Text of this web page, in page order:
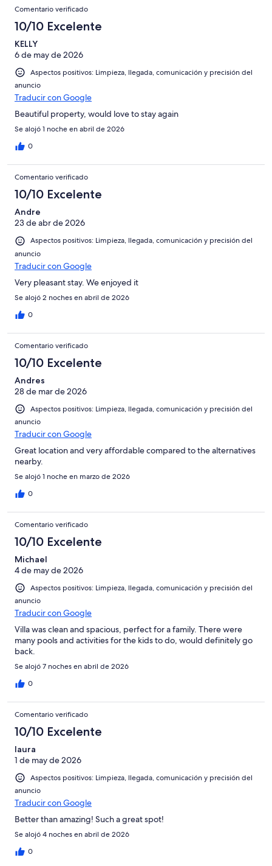
Comentario verificado
10/10 Excelente
KELLY
6 de may de 2026
Aspectos positivos: Limpieza, llegada, comunicación y precisión del
anuncio
Traducir con Google
Beautiful property, would love to stay again
Se alojó 1 noche en abril de 2026
0
Comentario verificado
10/10 Excelente
Andre
23 de abr de 2026
Aspectos positivos: Limpieza, llegada, comunicación y precisión del
anuncio
Traducir con Google
Very pleasant stay. We enjoyed it
Se alojó 2 noches en abril de 2026
0
Comentario verificado
10/10 Excelente
Andres
28 de mar de 2026
Aspectos positivos: Limpieza, llegada, comunicación y precisión del
anuncio
Traducir con Google
Great location and very affordable compared to the alternatives
nearby.
Se alojó 1 noche en marzo de 2026
0
Comentario verificado
10/10 Excelente
Michael
4 de may de 2026
Aspectos positivos: Limpieza, llegada, comunicación y precisión del
anuncio
Traducir con Google
Villa was clean and spacious, perfect for a family. There were
many pools and activities for the kids to do, would definitely go
back.
Se alojó 7 noches en abril de 2026
0
Comentario verificado
10/10 Excelente
laura
1 de may de 2026
Aspectos positivos: Limpieza, llegada, comunicación y precisión del
anuncio
Traducir con Google
Better than amazing! Such a great spot!
Se alojó 4 noches en abril de 2026
0